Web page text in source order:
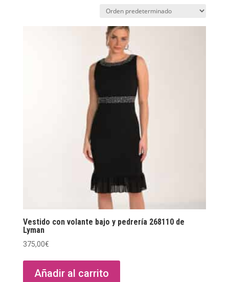
Vestido con volante bajo y pedrería 268110 de
Lyman
375,00€
Añadir al carrito